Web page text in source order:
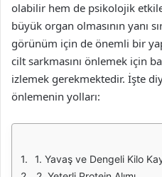
olabilir hem de psikolojik
büyük organ olmasının yanı
görünüm için de önemli bir
cilt sarkmasını önlemek için
izlemek gerekmektedir. İşte
önlemenin yolları:
1. Yavaş ve Dengeli Kilo